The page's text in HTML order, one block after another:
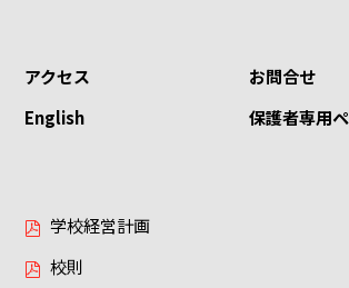
アクセス
お問合せ
English
保護者専用
学校経営計画
校則